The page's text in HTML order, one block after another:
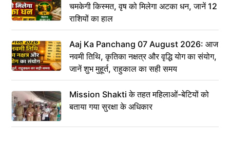
चमकेगी किस्मत, वृष को मिलेगा अटका धन, जानें 12
राशियों का हाल
Aaj Ka Panchang 07 August 2026: आज
नवमी तिथि, कृतिका नक्षत्र और वृद्धि योग का संयोग,
जानें शुभ मुहूर्त, राहुकाल का सही समय
Mission Shakti के तहत महिलाओं-बेटियों को
बताया गया सुरक्षा के अधिकार